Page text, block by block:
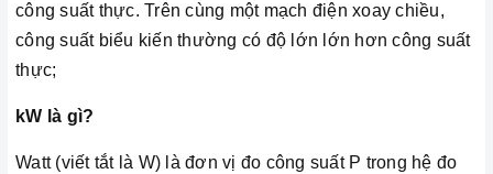
công suất thực. Trên cùng một mạch điện xoay chiều,
công suất biểu kiến thường có độ lớn lớn hơn công suất
thực;
kW là gì?
Watt (viết tắt là W) là đơn vị đo công suất P trong hệ đo